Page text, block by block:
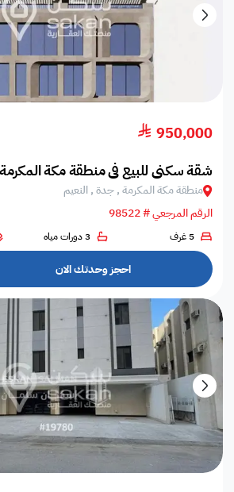
950,000
شقة سكني للبيع في منطقة مكة
منطقة مكة المكرمة , جدة , النعيم
الرقم المرجعي # 98522
5 غرف 3 دورات مياه
احجز وحدتك الان